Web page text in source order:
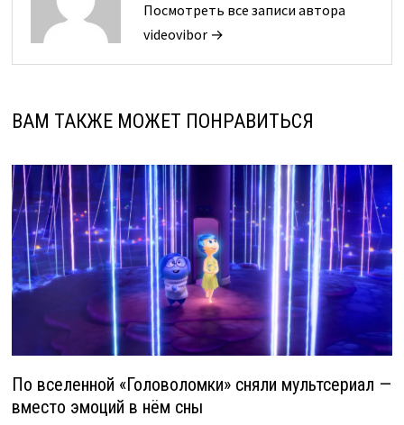
Посмотреть все записи автора
videovibor →
ВАМ ТАКЖЕ МОЖЕТ ПОНРАВИТЬСЯ
По вселенной «Головоломки» сняли мультсериал —
вместо эмоций в нём сны